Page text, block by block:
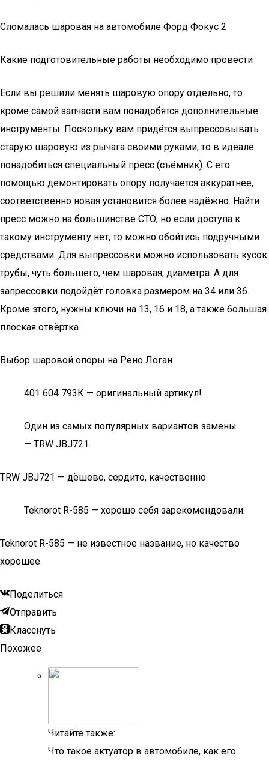
Сломалась шаровая на автомобиле Форд Фокус 2
Какие подготовительные работы необходимо провести
Если вы решили менять шаровую опору отдельно, то
кроме самой запчасти вам понадобятся дополнительные
инструменты. Поскольку вам придётся выпрессовывать
старую шаровую из рычага своими руками, то в идеале
понадобиться специальный пресс (съёмник). С его
помощью демонтировать опору получается аккуратнее,
соответственно новая установится более надёжно. Найти
пресс можно на большинстве СТО, но если доступа к
такому инструменту нет, то можно обойтись подручными
средствами. Для выпрессовки можно использовать кусок
трубы, чуть большего, чем шаровая, диаметра. А для
запрессовки подойдёт головка размером на 34 или 36.
Кроме этого, нужны ключи на 13, 16 и 18, а также большая
плоская отвёртка.
Выбор шаровой опоры на Рено Логан
401 604 793К — оригинальный артикул!
Один из самых популярных вариантов замены
— TRW JBJ721.
TRW JBJ721 — дёшево, сердито, качественно
Teknorot R-585 — хорошо себя зарекомендовали.
Teknorot R-585 — не известное название, но качество
хорошее
Поделиться
Отправить
Класснуть
Похожее
Читайте также:
Что такое актуатор в автомобиле, как его